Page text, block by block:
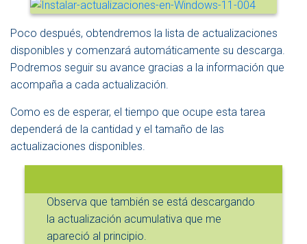
Poco después, obtendremos la lista de actualizaciones
disponibles y comenzará automáticamente su descarga.
Podremos seguir su avance gracias a la información que
acompaña a cada actualización.
Como es de esperar, el tiempo que ocupe esta tarea
dependerá de la cantidad y el tamaño de las
actualizaciones disponibles.
Observa que también se está descargando
la actualización acumulativa que me
apareció al principio.